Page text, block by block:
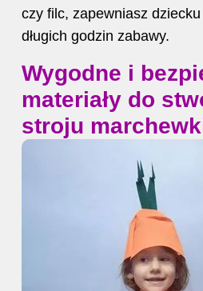
czy filc, zapewniasz
długich godzin zabawy.
Wygodne i
materiały do
stroju